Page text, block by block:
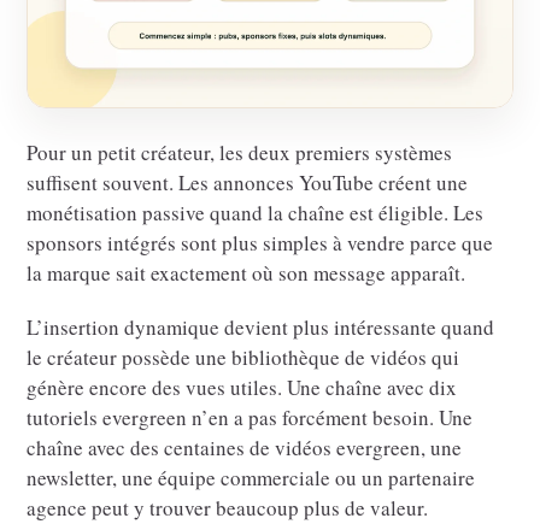
Pour un petit créateur, les deux premiers systèmes
suffisent souvent. Les annonces YouTube créent une
monétisation passive quand la chaîne est éligible. Les
sponsors intégrés sont plus simples à vendre parce que
la marque sait exactement où son message apparaît.
L’insertion dynamique devient plus intéressante quand
le créateur possède une bibliothèque de vidéos qui
génère encore des vues utiles. Une chaîne avec dix
tutoriels evergreen n’en a pas forcément besoin. Une
chaîne avec des centaines de vidéos evergreen, une
newsletter, une équipe commerciale ou un partenaire
agence peut y trouver beaucoup plus de valeur.